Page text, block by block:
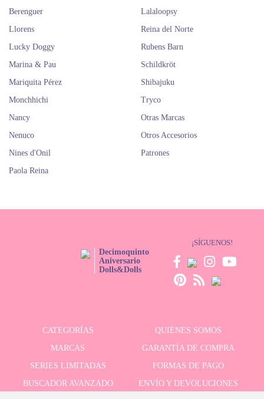
Berenguer
Lalaloopsy
Llorens
Lucky Doggy
Marina & Pau
Mariquita Pérez
Monchhichi
Nancy
Nenuco
Nines d'Onil
Paola Reina
Reina del Norte
Rubens Barn
Schildkröt
Shibajuku
Tryco
Otras Marcas
Otros Accesorios
Patrones
Decimoquinto
Aniversario
Dolls&Dolls
¡SÍGUENOS!
CATEGORÍAS
QUIÉNES SOMOS
MARCAS
GARANTÍA DE COMPRA
SERIES LIMITADAS
FORMAS DE PAGO
BUSCADOR AVANZADO
ENVÍO Y DEVOLUCIONES